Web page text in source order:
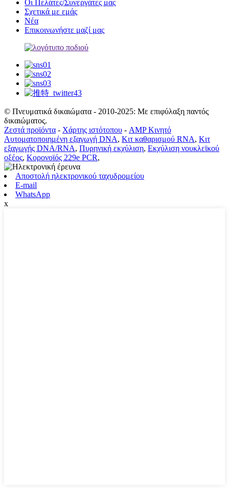
Οι Πελάτες/Συνεργάτες μας
Σχετικά με εμάς
Νέα
Επικοινωνήστε μαζί μας
© Πνευματικά δικαιώματα - 2010-2025: Με επιφύλαξη παντός
δικαιώματος.
Ζεστά προϊόντα - Χάρτης ιστότοπου - AMP Κινητό
Αυτοματοποιημένη εξαγωγή DNA, Κιτ καθαρισμού RNA, Κιτ
εξαγωγής DNA/RNA, Πυρηνική εκχύλιση, Εκχύλιση νουκλεϊκού
οξέος, Κορονοϊός 229e PCR,
Αποστολή ηλεκτρονικού ταχυδρομείου
E-mail
WhatsApp
x